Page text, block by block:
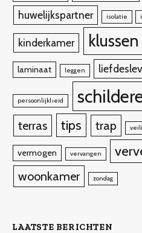
huwelijkspartner isolatie
kinderkamer klussen
laminaat leggen
persoonlijkheid
terras tips trap
vermogen vervangen
woonkamer zondag
LAATSTE BERICHTEN